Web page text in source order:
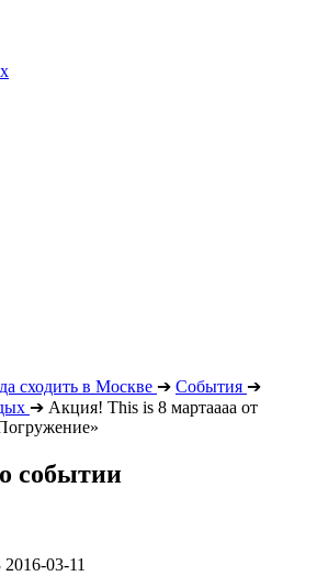
сходить в Москве ➔ События ➔
➔ Акция! This is 8 мартаааа от
событии
2016-03-11